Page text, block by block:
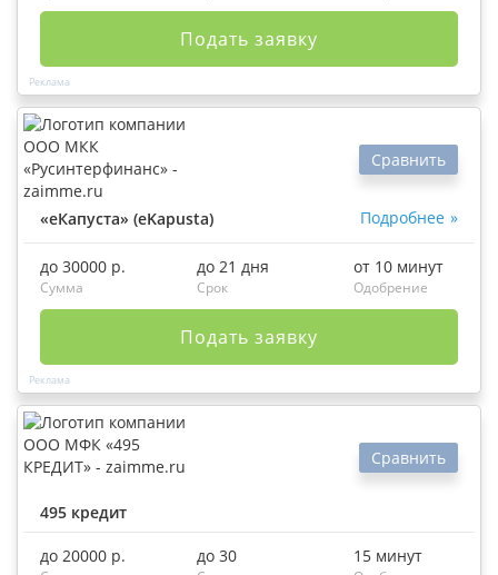
Подать заявку
«еКапуста» (eKapusta) Подробнее
Сравнить
до 30000 р.
Сумма
до 21 дня
Срок
от 10 минут
Одобрение
Подать заявку
495 кредит
Сравнить
до 20000 р. до 30 15 минут